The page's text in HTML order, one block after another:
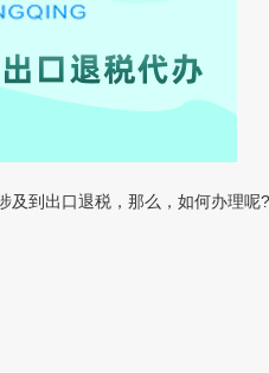
及到出口退税，那么，如何办理